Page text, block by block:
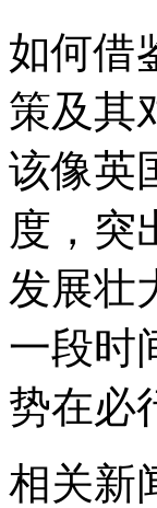
如何借
策及其
该像英
度，突
发展壮
一段时
势在必
相关新